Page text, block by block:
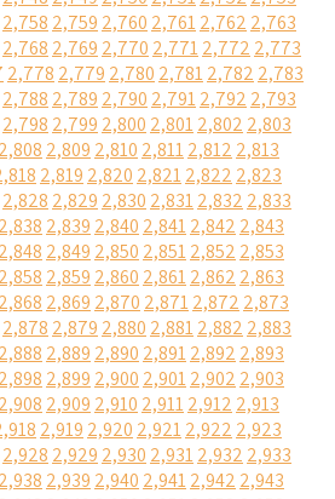
2,758 2,759 2,760 2,7612,762 2,763
2,768 2,769 2,770 2,7712,772 2,773
2,778 2,779 2,780 2,7812,782 2,783
2,788 2,789 2,790 2,7912,792 2,793
2,798 2,799 2,800 2,8012,802 2,803
2,808 2,809 2,810 2,8112,812 2,813
2,819 2,820 2,8212,822 2,823
2,828 2,829 2,830 2,8312,832 2,833
2,838 2,839 2,840 2,8412,842 2,843
2,848 2,849 2,850 2,8512,852 2,853
2,858 2,859 2,860 2,8612,862 2,863
2,868 2,869 2,870 2,8712,872 2,873
2,878 2,879 2,880 2,8812,882 2,883
2,888 2,889 2,890 2,8912,892 2,893
2,898 2,899 2,900 2,9012,902 2,903
2,908 2,909 2,910 2,9112,912 2,913
2,919 2,920 2,9212,922 2,923
2,928 2,929 2,930 2,9312,932 2,933
2,938 2,939 2,940 2,9412,942 2,943